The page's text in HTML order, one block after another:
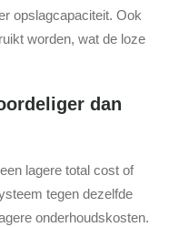
opslagcapaciteit. Ook
worden, wat de loze
dan
lagere total cost of
tegen dezelfde
onderhoudskosten.